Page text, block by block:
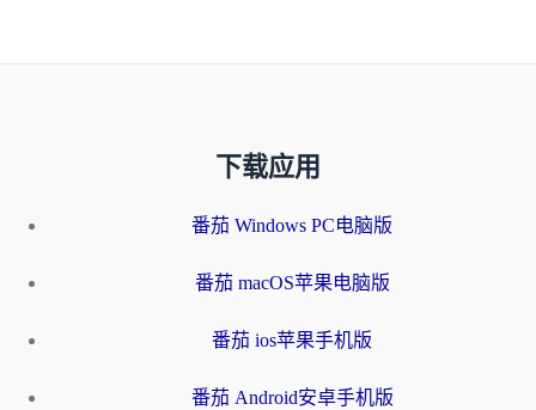
下载应用
番茄 Windows PC电脑版
番茄 macOS苹果电脑版
番茄 ios苹果手机版
番茄 Android安卓手机版